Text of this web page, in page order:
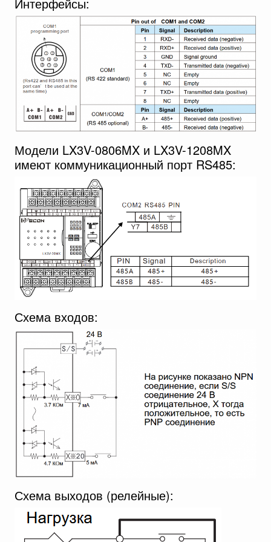
Модели LX3V-0806MX и LX3V-1208MX
имеют коммуникационный порт RS485:
Схема входов:
Схема выходов (релейные):